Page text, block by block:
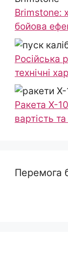
Brimstone:
бойова
Російська
технічні
Ракета Х-
вартість
Перемога